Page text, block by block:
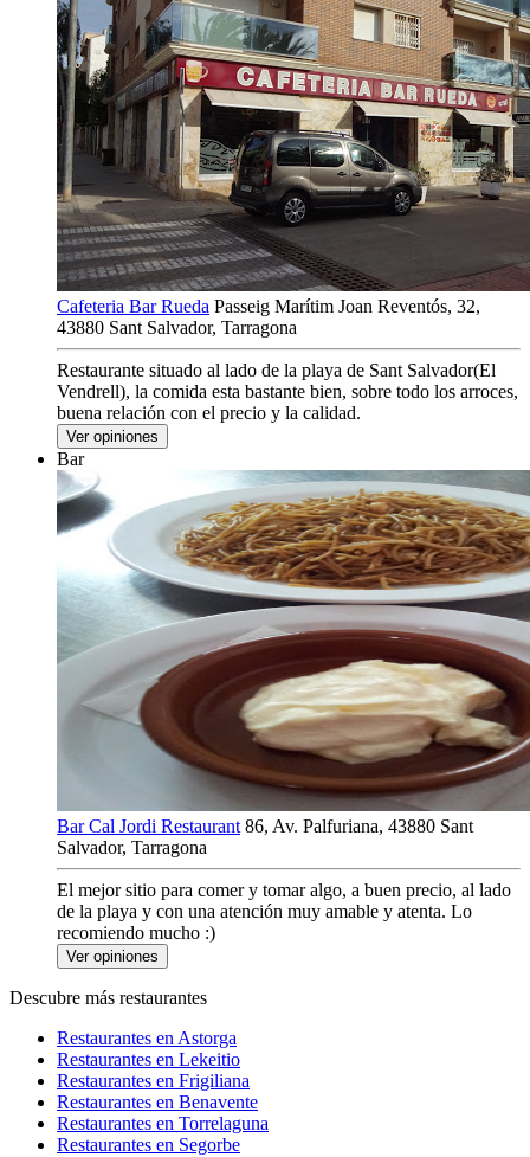
Cafeteria Bar Rueda Passeig Marítim Joan Reventós, 32,
43880 Sant Salvador, Tarragona
Restaurante situado al lado de la playa de Sant Salvador(El
Vendrell), la comida esta bastante bien, sobre todo los arroces,
buena relación con el precio y la calidad.
Ver opiniones
Bar
Bar Cal Jordi Restaurant 86, Av. Palfuriana, 43880 Sant
Salvador, Tarragona
El mejor sitio para comer y tomar algo, a buen precio, al lado
de la playa y con una atención muy amable y atenta. Lo
recomiendo mucho :)
Ver opiniones
Descubre más restaurantes
Restaurantes en Astorga
Restaurantes en Lekeitio
Restaurantes en Frigiliana
Restaurantes en Benavente
Restaurantes en Torrelaguna
Restaurantes en Segorbe